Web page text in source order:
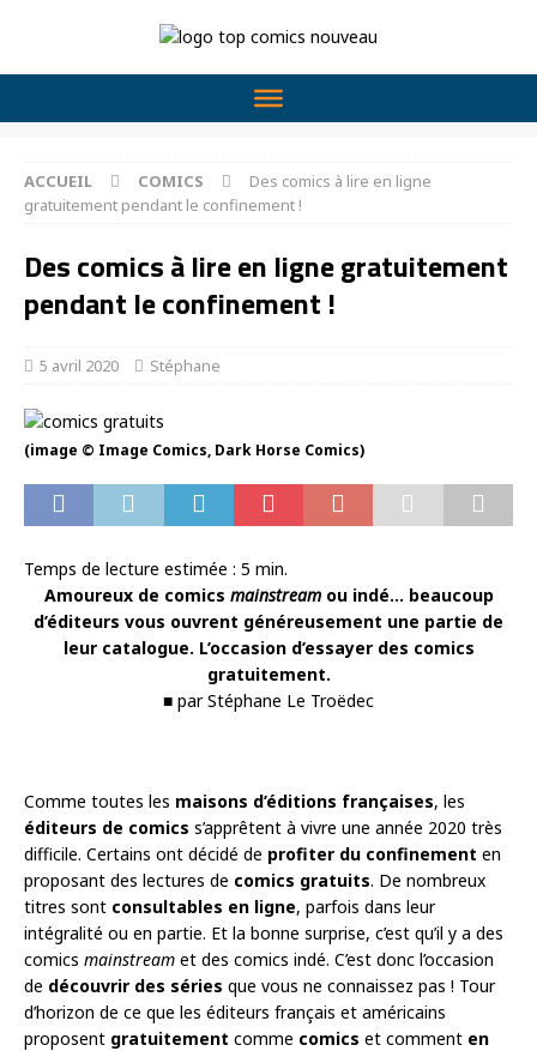
ACCUEIL COMICS
Des comics à lire en ligne
gratuitement pendant le confinement !
Des comics à lire en ligne gratuitement
pendant le confinement !
5 avril 2020 Stéphane
(image © Image Comics, Dark Horse Comics)
Temps de lecture estimée : 5 min.
Amoureux de comics mainstreamou indé… beaucoup
d’éditeurs vous ouvrent généreusement une partie de
leur catalogue. L’occasion d’essayer des comics
gratuitement.
■ par Stéphane Le Troëdec
Comme toutes les maisons d’éditions françaises, les
éditeurs de comics s’apprêtent à vivre une année 2020 très
difficile. Certains ont décidé de profiter du confinement en
proposant des lectures de comics gratuits. De nombreux
titres sont consultables en ligne, parfois dans leur
intégralité ou en partie. Et la bonne surprise, c’est qu’il y a des
comics mainstream et des comics indé. C’est donc l’occasion
de découvrir des séries que vous ne connaissez pas ! Tour
d’horizon de ce que les éditeurs français et américains
proposent gratuitement comme comics et comment en